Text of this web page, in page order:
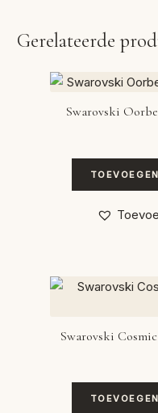
Gerelateerde
Swarovski
Swarovski